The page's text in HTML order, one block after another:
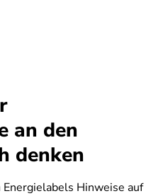
an den
denken
Hinweise auf